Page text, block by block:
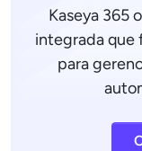
Kaseya 365
integrada que
para